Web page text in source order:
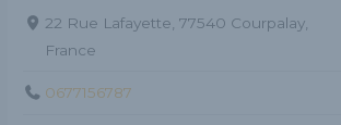
22 Rue Lafayette, 77540 Courpalay,
France
0677156787